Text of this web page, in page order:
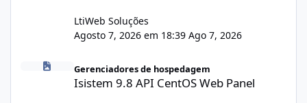
LtiWeb Soluções
Agosto 7, 2026 em 18:39 Ago 7, 2026
Isistem 9.8 API CentOS Web Panel
Gerenciadores de hospedagem
Isistem 9.8 API CentOS Web Panel